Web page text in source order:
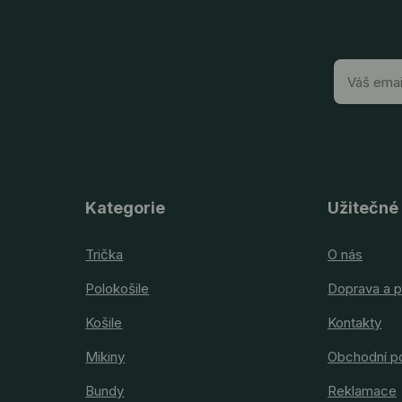
Kategorie
Trička
Polokošile
Košile
Mikiny
Bundy
O nás
Doprava a
Kontakty
Obchodní
Reklamace